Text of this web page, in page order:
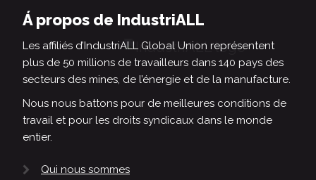
Á propos de IndustriALL
Les affiliés d’IndustriALL Global Union représentent
plus de 50 millions de travailleurs dans 140 pays des
secteurs des mines, de l’énergie et de la manufacture.
Nous nous battons pour de meilleures conditions de
travail et pour les droits syndicaux dans le monde
entier.
Qui nous sommes